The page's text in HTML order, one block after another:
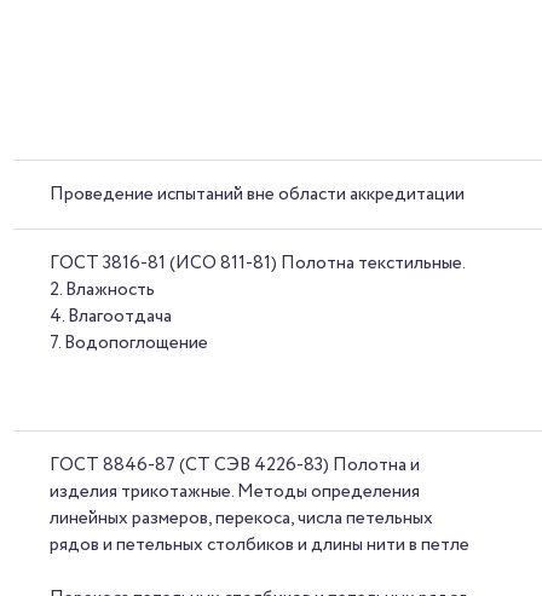
Проведение испытаний вне области аккредитации
ГОСТ 3816-81 (ИСО 811-81) Полотна текстильные.
2. Влажность
4. Влагоотдача
7. Водопоглощение
ГОСТ 8846-87 (СТ СЭВ 4226-83) Полотна и
изделия трикотажные. Методы определения
линейных размеров, перекоса, числа петельных
рядов и петельных столбиков и длины нити в петле